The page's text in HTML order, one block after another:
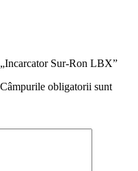
Sur-Ron LBX”
Câmpurile obligatorii sunt